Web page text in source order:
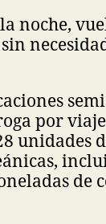
noche,
por
unidades
de